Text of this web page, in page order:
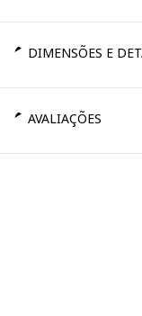
DIMENSÕES E
AVALIAÇÕES